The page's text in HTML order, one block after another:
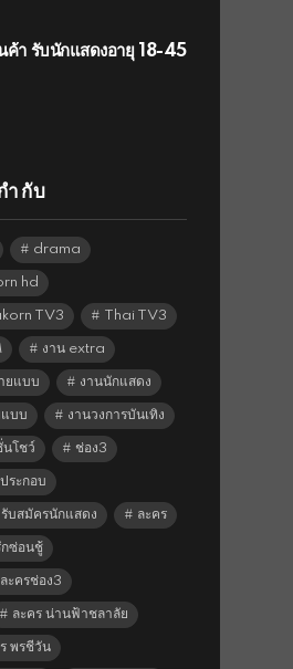
ค้า รับนักแสดงอายุ 18-45
ำกับ
drama
hd
TV3 Thai TV3
งาน extra
ยแบบ งานนักแสดง
แบบ งานวงการบันเทิง
โชว์ ช่อง3
ระกอบ
รับสมัครนักแสดง ละคร
กซ่อนชู้
ละครช่อง3
ละคร น่านฟ้าชลาลัย
พรชีวัน